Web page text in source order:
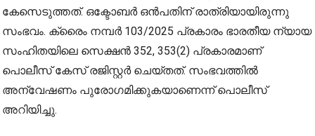
കേസെടുത്തത്. ഒക്ടോബർ ഒൻപതിന് രാത്രിയായിരുന്നു
സംഭവം. ക്രൈം നമ്പര്‍ 103/2025 പ്രകാരം ഭാരതീയ ന്യായ
സംഹിതയിലെ സെക്ഷന്‍ 352, 353(2) പ്രകാരമാണ്
പൊലീസ് കേസ് രജിസ്റ്റര്‍ ചെയ്തത്. സംഭവത്തില്‍
അന്വേഷണം പുരോഗമിക്കുകയാണെന്ന് പൊലീസ്
അറിയിച്ചു.